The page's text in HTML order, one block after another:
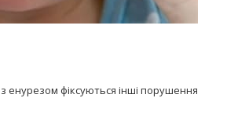
енурезом фіксуються інші порушення